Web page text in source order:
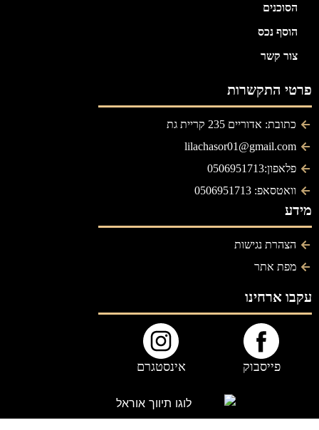
הסוכנים
הוסף נכס
צור קשר
פרטי התקשרות
כתובת: אדוריים 235 קריית גת
lilachasor01@gmail.com
פלאפון:0506951713
וואטסאפ: 0506951713
מידע
הצהרת נגישות
מפת אתר
עקבו ארחינו
פייסבוק אינסטגרם